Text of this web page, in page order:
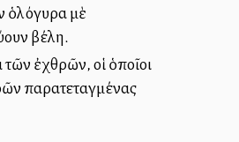
ὁλόγυρα μὲ
βέλη.
ἐχθρῶν, οἱ ὁποῖοι
παρατεταγμένας